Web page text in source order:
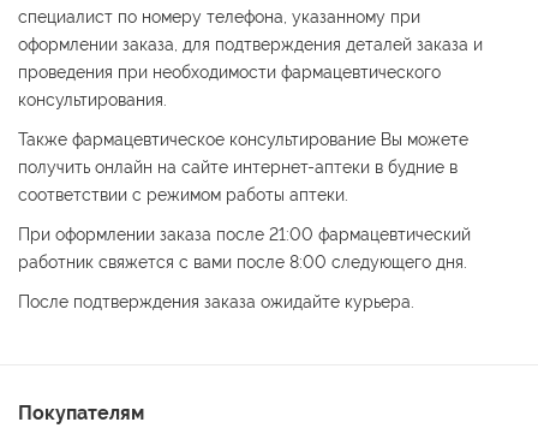
специалист по номеру телефона, указанному при
оформлении заказа, для подтверждения деталей заказа и
проведения при необходимости фармацевтического
консультирования.
Также фармацевтическое консультирование Вы можете
получить онлайн на сайте интернет-аптеки в будние в
соответствии с режимом работы аптеки.
При оформлении заказа после 21:00 фармацевтический
работник свяжется с вами после 8:00 следующего дня.
После подтверждения заказа ожидайте курьера.
Покупателям